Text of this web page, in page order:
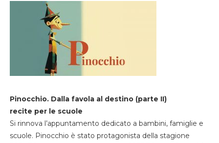
Pinocchio. Dalla favola al destino (parte II)
recite per le scuole
Si rinnova l’appuntamento dedicato a bambini, famiglie e
scuole. Pinocchio è stato protagonista della stagione